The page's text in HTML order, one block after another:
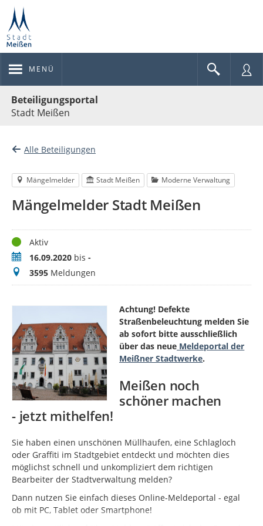
MENÜ
Beteiligungsportal
Stadt Meißen
Alle Beteiligungen
Mängelmelder Stadt Meißen Moderne Verwaltung
Mängelmelder Stadt Meißen
StatusAktiv
Zeitraum16.09.2020 bis -
Meldungen
3595 Meldungen
Achtung! Defekte
Straßenbeleuchtung melden Sie
ab sofort bitte ausschließlich
über das neue Meldeportal der
Meißner Stadtwerke.
Meißen noch
schöner machen
- jetzt mithelfen!
Sie haben einen unschönen Müllhaufen, eine Schlagloch
oder Graffiti im Stadtgebiet entdeckt und möchten dies
möglichst schnell und unkompliziert dem richtigen
Bearbeiter der Stadtverwaltung melden?
Dann nutzen Sie einfach dieses Online-Meldeportal - egal
ob mit PC, Tablet oder Smartphone!